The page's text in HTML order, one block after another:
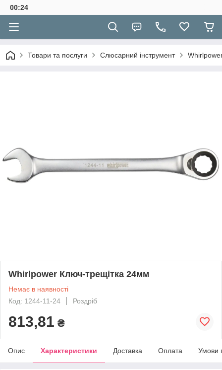
00:24
Товари та послуги Слюсарний інструмент
Whirlpower Ключ-трещітка 24мм
Немає в наявності
Код: 1244-11-24
Роздріб
813,81 ₴
Опис Характеристики Доставка Оплата Умови